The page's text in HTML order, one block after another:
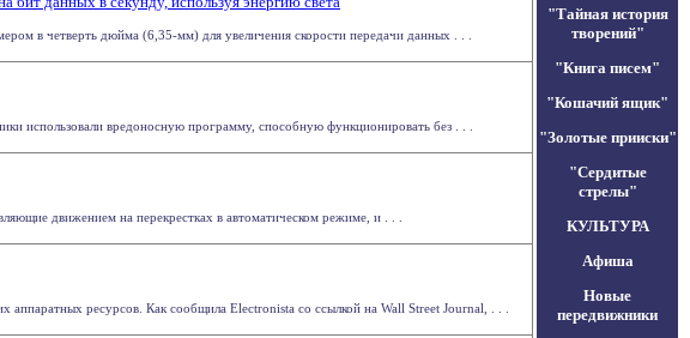
в четверть дюйма (6,35-мм) для увеличения скорости передачи данных . . .
использовали вредоносную программу, способную функционировать без . . .
движением на перекрестках в автоматическом режиме, и . . .
аппаратных ресурсов. Как сообщила Electronista со ссылкой на Wall Street Journal, . . .
"Тайная история
творений"
"Книга писем"
"Кошачий ящик"
"Золотые прииски"
"Сердитые
стрелы"
КУЛЬТУРА
Афиша
Новые
передвижники